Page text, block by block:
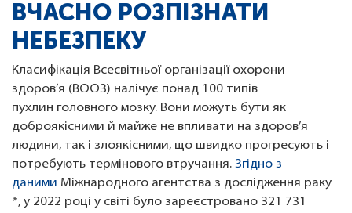
ВЧАСНО РОЗПІЗНАТИ
НЕБЕЗПЕКУ
Класифікація Всесвітньої організації охорони
здоров’я (ВООЗ) налічує понад 100 типів
пухлин головного мозку. Вони можуть бути як
доброякісними й майже не впливати на здоров’я
людини, так і злоякісними, що швидко прогресують і
потребують термінового втручання. Згідно з
даними Міжнародного агентства з дослідження раку
*, у 2022 році у світі було зареєстровано 321 731